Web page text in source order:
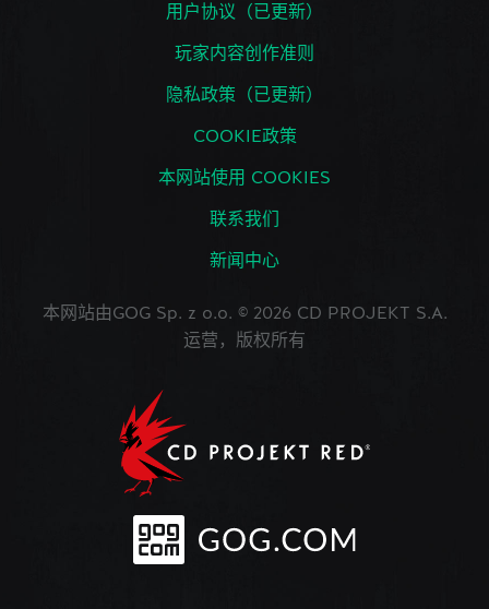
用户协议（已更新）
玩家内容创作准则
隐私政策（已更新）
COOKIE政策
本网站使用 COOKIES
联系我们
新闻中心
本网站由GOG Sp. z o.o. © 2026 CD PROJEKT S.A.
运营，版权所有